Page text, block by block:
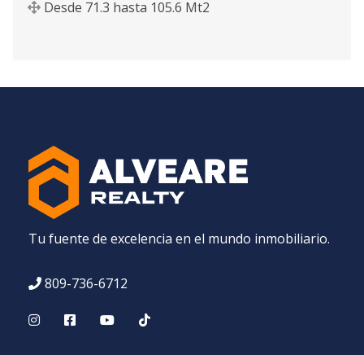
Desde 71.3 hasta 105.6 Mt2
Tu fuente de excelencia en el mundo inmobiliario.
809-736-6712